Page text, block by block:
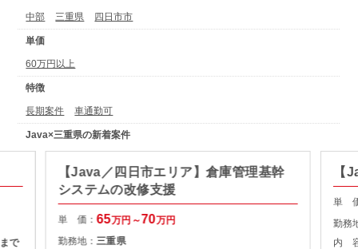
中部 三重県 四日市市
単価
60万円以上
特徴
長期案件 車通勤可
Java×三重県の新着案件
で
【Java／四日市エリア】倉庫管理基幹
システムの改修支援
単 価：65万円～70万円
勤務地：三重県
【
単
勤務
内